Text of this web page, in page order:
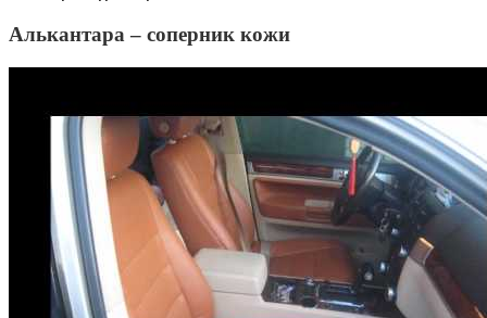
Алькантара – соперник кожи